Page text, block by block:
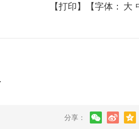
【打印】 【字体： 大
分享：